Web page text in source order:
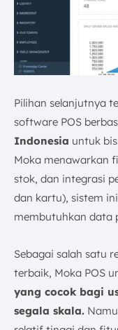
Pilihan selanjutnya
software POS
Indonesia untuk
Moka menawarkan
stok, dan integrasi
dan kartu), sistem
membutuhkan data
Sebagai salah satu
terbaik, Moka POS
yang cocok bagi
segala skala.